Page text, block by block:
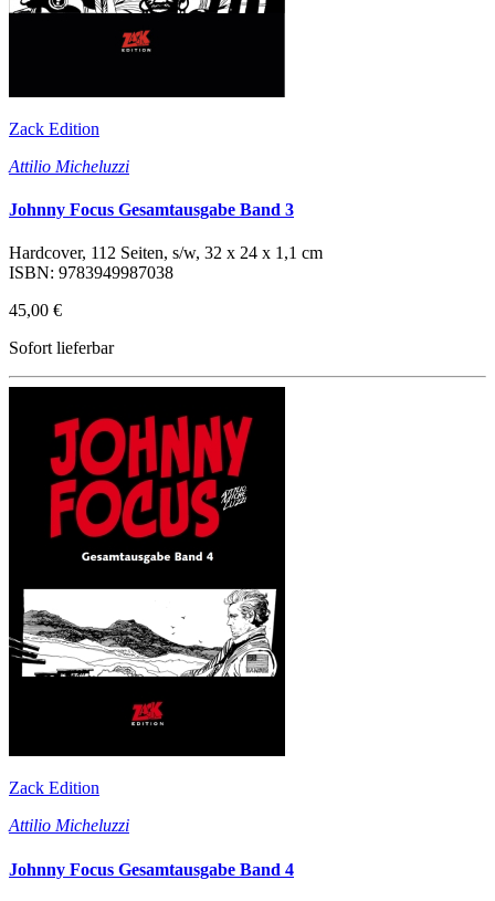
Zack Edition
Attilio Micheluzzi
Johnny Focus Gesamtausgabe Band 3
Hardcover, 112 Seiten, s/w, 32 x 24 x 1,1 cm
ISBN: 9783949987038
45,00 €
Sofort lieferbar
Zack Edition
Attilio Micheluzzi
Johnny Focus Gesamtausgabe Band 4